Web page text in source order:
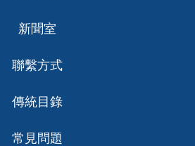
新聞室
聯繫方式
傳統目錄
常見問題